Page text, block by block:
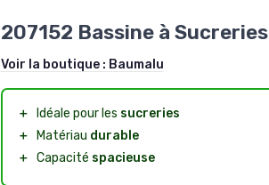
207152 Bassine à Sucreries
Voir la boutique : Baumalu
＋ Idéale pour les sucreries
＋
Matériau durable
＋ Capacité spacieuse